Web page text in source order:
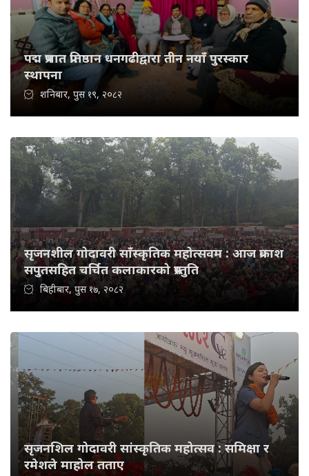
पद्म प्रभात प्रतिष्ठान धनगढीद्वारा तीन नयाँ पुरस्कार
स्थापना
शनिबार, पुस १९, २०८२
सृजनशील गोदावरी साँस्कृतिक महोत्सवम : आज प्रकाश
सपुतसहित चर्चित कलाकारको प्रस्तुति
बिहीबार, पुस १७, २०८२
सृजनशिल गोदावरी सांस्कृतिक महोत्सव : समिक्षा र
रमेशले माहोल तताए